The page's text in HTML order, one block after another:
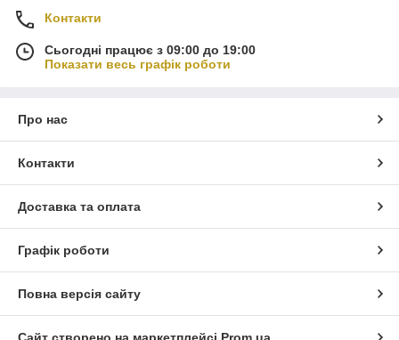
Контакти
Сьогодні працює з 09:00 до 19:00
Показати весь графік роботи
Про нас
Контакти
Доставка та оплата
Графік роботи
Повна версія сайту